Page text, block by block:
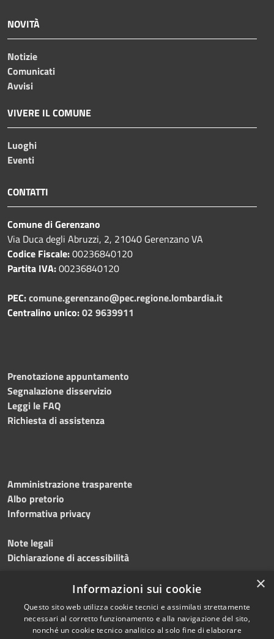
NOVITÀ
Notizie
Comunicati
Avvisi
VIVERE IL COMUNE
Luoghi
Eventi
CONTATTI
Comune di Gerenzano
Via Duca degli Abruzzi, 2, 21040 Gerenzano VA
Codice Fiscale:00236840120
Partita IVA:00236840120
PEC:comune.gerenzano@pec.regione.lombardia.it
Centralino unico:02 9639911
Prenotazione appuntamento
Segnalazione disservizio
Leggi le FAQ
Richiesta di assistenza
Amministrazione trasparente
Albo pretorio
Informativa privacy
Note legali
Dichiarazione di accessibilità
Meccanismo di feedback
×
Informazioni sui cookie
Questo sito web utilizza cookie tecnici e assimilati strettamente
necessari al corretto funzionamento e alla navigazione del sito,
nonché un cookie tecnico analitico al solo fine di elaborare